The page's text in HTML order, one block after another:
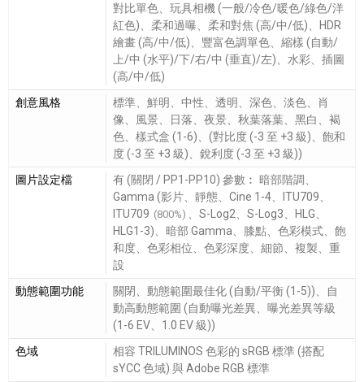
對比單色、玩具相機 (一般/冷色/暖色/綠色/洋
紅色)、柔和過曝、柔和對焦 (高/中/低)、HDR
繪畫 (高/中/低)、豐富色調單色、縮樣 (自動/
上/中 (水平)/下/右/中 (垂直)/左)、水彩、插圖
(高/中/低)
創意風格
標準、鮮明、中性、透明、深色、淡色、肖
像、風景、日落、夜景、秋葉落葉、黑白、褐
色、樣式盒 (1-6)、(對比度 (-3 至 +3 級)、飽和
度 (-3 至 +3 級)、銳利度 (-3 至 +3 級))
圖片設定檔
有 (關閉 / PP1-PP10) 參數︰ 暗部階調、
Gamma (影片、靜態、Cine 1-4、ITU709、
ITU709 (800%)
、S-Log2、S-Log3、HLG、
HLG1-3)、暗部 Gamma、膝點、色彩模式、飽
和度、色彩相位、色彩深度、細節、複製、重
設
動態範圍功能
關閉、動態範圍最佳化 (自動/平衡 (1-5))、自
動高動態範圍 (自動曝光差異、曝光差異等級
(1-6 EV、1.0 EV 級))
色域
相容 TRILUMINOS 色彩的 sRGB 標準 (搭配
sYCC 色域) 與 Adobe RGB 標準